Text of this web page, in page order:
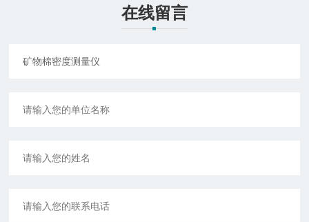
在线留言